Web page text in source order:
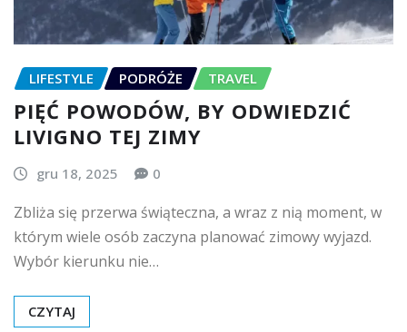
LIFESTYLE PODRÓŻE TRAVEL
PIĘĆ POWODÓW, BY ODWIEDZIĆ
LIVIGNO TEJ ZIMY
gru 18, 2025 0
Zbliża się przerwa świąteczna, a wraz z nią moment, w
którym wiele osób zaczyna planować zimowy wyjazd.
Wybór kierunku nie…
CZYTAJ